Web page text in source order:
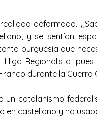
deformada.
y se sentían
burguesía que
Regionalista,
durante la Guerra
un catalanismo
en castellano y no